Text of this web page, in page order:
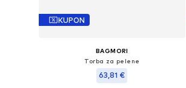
KUPON
BAGMORI
Torba za pelene
63,81 €